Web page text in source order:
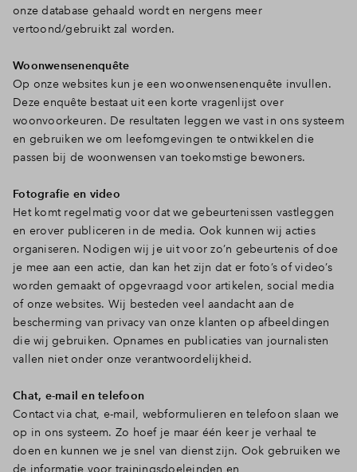
onze database gehaald wordt en nergens meer
vertoond/gebruikt zal worden.
Woonwensenenquête
Op onze websites kun je een woonwensenenquête invullen.
Deze enquête bestaat uit een korte vragenlijst over
woonvoorkeuren. De resultaten leggen we vast in ons systeem
en gebruiken we om leefomgevingen te ontwikkelen die
passen bij de woonwensen van toekomstige bewoners.
Fotografie en video
Het komt regelmatig voor dat we gebeurtenissen vastleggen
en erover publiceren in de media. Ook kunnen wij acties
organiseren. Nodigen wij je uit voor zo’n gebeurtenis of doe
je mee aan een actie, dan kan het zijn dat er foto’s of video’s
worden gemaakt of opgevraagd voor artikelen, social media
of onze websites. Wij besteden veel aandacht aan de
bescherming van privacy van onze klanten op afbeeldingen
die wij gebruiken. Opnames en publicaties van journalisten
vallen niet onder onze verantwoordelijkheid.
Chat, e-mail en telefoon
Contact via chat, e-mail, webformulieren en telefoon slaan we
op in ons systeem. Zo hoef je maar één keer je verhaal te
doen en kunnen we je snel van dienst zijn. Ook gebruiken we
de informatie voor trainingsdoeleinden en